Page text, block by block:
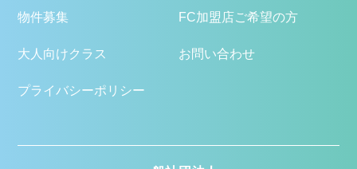
物件募集 FC加盟店ご希望の方
大人向けクラス お問い合わせ
プライバシーポリシー